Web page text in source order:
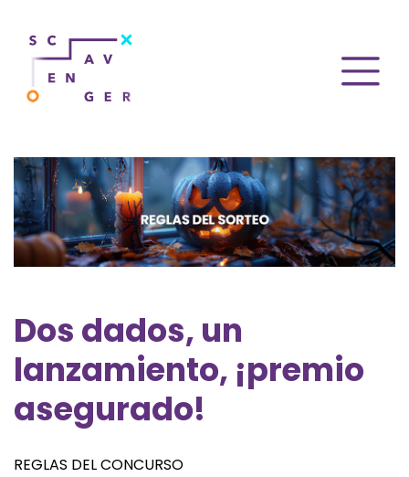
Dos dados, un
lanzamiento, ¡premio
asegurado!
REGLAS DEL CONCURSO